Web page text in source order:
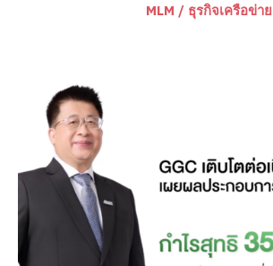
MLM / ธุรกิจเครือข่าย